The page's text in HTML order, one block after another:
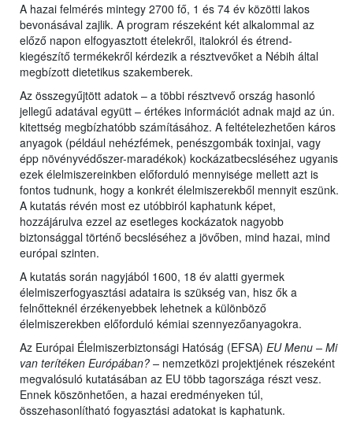
A hazai felmérés mintegy 2700 fő, 1 és 74 év közötti lakos
bevonásával zajlik. A program részeként két alkalommal az
előző napon elfogyasztott ételekről, italokról és étrend-
kiegészítő termékekről kérdezik a résztvevőket a Nébih által
megbízott dietetikus szakemberek.
Az összegyűjtött adatok – a többi résztvevő ország hasonló
jellegű adatával együtt – értékes információt adnak majd az ún.
kitettség megbízhatóbb számításához. A feltételezhetően káros
anyagok (például nehézfémek, penészgombák toxinjai, vagy
épp növényvédőszer-maradékok) kockázatbecsléséhez ugyanis
ezek élelmiszereinkben előforduló mennyisége mellett azt is
fontos tudnunk, hogy a konkrét élelmiszerekből mennyit eszünk.
A kutatás révén most ez utóbbiról kaphatunk képet,
hozzájárulva ezzel az esetleges kockázatok nagyobb
biztonsággal történő becsléséhez a jövőben, mind hazai, mind
európai szinten.
A kutatás során nagyjából 1600, 18 év alatti gyermek
élelmiszerfogyasztási adataira is szükség van, hisz ők a
felnőtteknél érzékenyebbek lehetnek a különböző
élelmiszerekben előforduló kémiai szennyezőanyagokra.
Az Európai Élelmiszerbiztonsági Hatóság (EFSA) EU Menu – Mi
van terítéken Európában? – nemzetközi projektjének részeként
megvalósuló kutatásában az EU több tagországa részt vesz.
Ennek köszönhetően, a hazai eredményeken túl,
összehasonlítható fogyasztási adatokat is kaphatunk.